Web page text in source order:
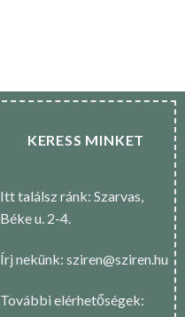
KERESS MINKET
Itt találsz ránk: Szarvas,
Béke u. 2-4.
Írj nekünk: sziren@sziren.hu
További elérhetőségek: